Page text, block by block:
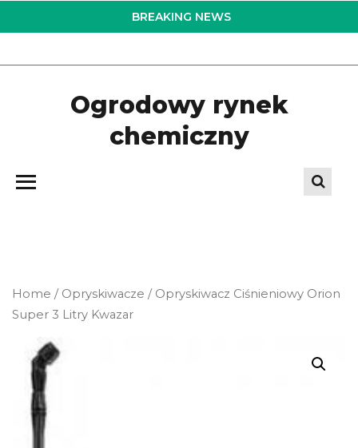
to
BREAKING NEWS
Ogrodowy rynek
chemiczny
Home / Opryskiwacze / Opryskiwacz Ciśnieniowy Orion
Super 3 Litry Kwazar